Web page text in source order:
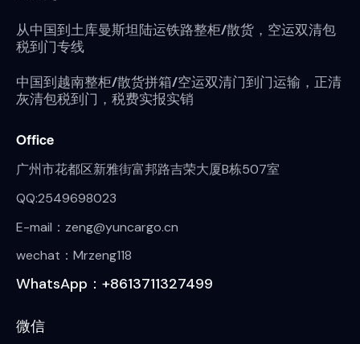
从中国到土库曼斯坦陆运铁路整柜/散货，空运双清包
税到门专线
中国到越南整柜/散货拼箱/空运双清门到门运输，正清
灰清包税到门，税费实报实销
Office
广州市花都区新雅街富邦路吉荣大厦B栋507室
QQ:2549698023
E-mail：zeng@yuncargo.cn
wechat：Mrzeng118
WhatsApp：+8613711327499
微信